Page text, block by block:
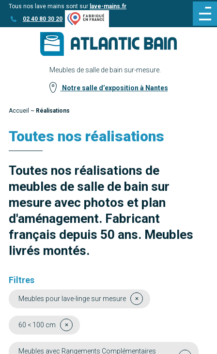
Aller
au
Aller au
contenu
Tous nos lave mains sont sur lave-mains.fr
02 40 80 30 20
Meubles de salle de bain sur-mesure.
Notre salle d’exposition à Nantes
Accueil ~ Réalisations
Toutes nos réalisations
Toutes nos réalisations de
meubles de salle de bain sur
mesure avec photos et plan
d'aménagement. Fabricant
français depuis 50 ans. Meubles
livrés montés.
Filtres
Meubles pour lave-linge sur mesure
60 < 100 cm
Meubles avec Rangements Complémentaires